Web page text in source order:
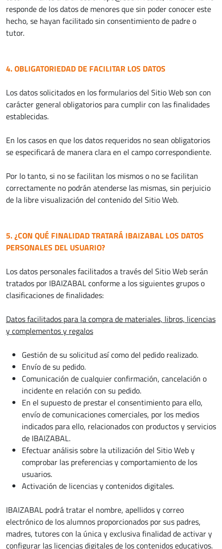
responde de los datos de menores que sin poder conocer este
hecho, se hayan facilitado sin consentimiento de padre o
tutor.
4. OBLIGATORIEDAD DE FACILITAR LOS DATOS
Los datos solicitados en los formularios del Sitio Web son con
carácter general obligatorios para cumplir con las finalidades
establecidas.
En los casos en que los datos requeridos no sean obligatorios
se especificará de manera clara en el campo correspondiente.
Por lo tanto, si no se facilitan los mismos o no se facilitan
correctamente no podrán atenderse las mismas, sin perjuicio
de la libre visualización del contenido del Sitio Web.
5. ¿CON QUÉ FINALIDAD TRATARÁ IBAIZABAL LOS DATOS
PERSONALES DEL USUARIO?
Los datos personales facilitados a través del Sitio Web serán
tratados por IBAIZABAL conforme a los siguientes grupos o
clasificaciones de finalidades:
Datos facilitados para la compra de materiales, libros, licencias
y complementos y regalos
Gestión de su solicitud así como del pedido realizado.
Envío de su pedido.
Comunicación de cualquier confirmación, cancelación o
incidente en relación con su pedido.
En el supuesto de prestar el consentimiento para ello,
envío de comunicaciones comerciales, por los medios
indicados para ello, relacionados con productos y servicios
de IBAIZABAL.
Efectuar análisis sobre la utilización del Sitio Web y
comprobar las preferencias y comportamiento de los
usuarios.
Activación de licencias y contenidos digitales.
IBAIZABAL podrá tratar el nombre, apellidos y correo
electrónico de los alumnos proporcionados por sus padres,
madres, tutores con la única y exclusiva finalidad de activar y
configurar las licencias digitales de los contenidos educativos.